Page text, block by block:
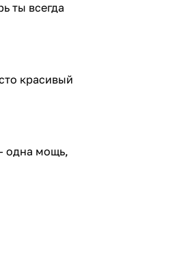
ты всегда
красивый
одна мощь,